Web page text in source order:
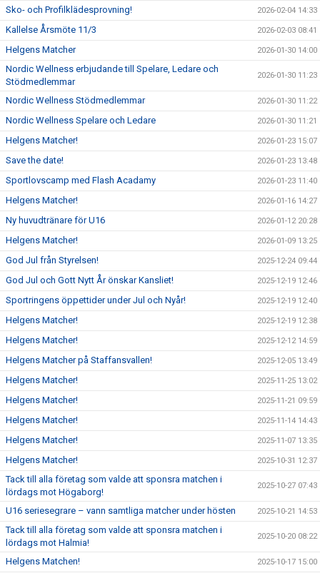
Sko- och Profilklädesprovning! 2026-02-04 14:33
Kallelse Årsmöte 11/3 2026-02-03 08:41
Helgens Matcher 2026-01-30 14:00
Nordic Wellness erbjudande till Spelare, Ledare och
Stödmedlemmar
2026-01-30 11:23
Nordic Wellness Stödmedlemmar 2026-01-30 11:22
Nordic Wellness Spelare och Ledare 2026-01-30 11:21
Helgens Matcher! 2026-01-23 15:07
Save the date! 2026-01-23 13:48
Sportlovscamp med Flash Acadamy 2026-01-23 11:40
Helgens Matcher! 2026-01-16 14:27
Ny huvudtränare för U16 2026-01-12 20:28
Helgens Matcher! 2026-01-09 13:25
God Jul från Styrelsen! 2025-12-24 09:44
God Jul och Gott Nytt År önskar Kansliet! 2025-12-19 12:46
Sportringens öppettider under Jul och Nyår! 2025-12-19 12:40
Helgens Matcher! 2025-12-19 12:38
Helgens Matcher! 2025-12-12 14:59
Helgens Matcher på Staffansvallen! 2025-12-05 13:49
Helgens Matcher! 2025-11-25 13:02
Helgens Matcher! 2025-11-21 09:59
Helgens Matcher! 2025-11-14 14:43
Helgens Matcher! 2025-11-07 13:35
Helgens Matcher! 2025-10-31 12:37
Tack till alla företag som valde att sponsra matchen i
lördags mot Högaborg!
2025-10-27 07:43
U16 seriesegrare – vann samtliga matcher under hösten 2025-10-21 14:53
Tack till alla företag som valde att sponsra matchen i
lördags mot Halmia!
2025-10-20 08:22
Helgens Matchen! 2025-10-17 15:00